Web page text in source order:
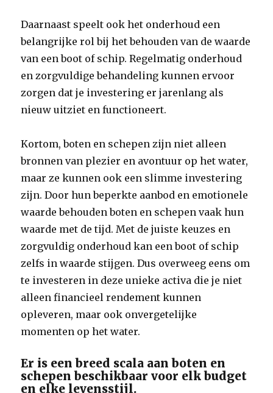
Daarnaast speelt ook het onderhoud een
belangrijke rol bij het behouden van de waarde
van een boot of schip. Regelmatig onderhoud
en zorgvuldige behandeling kunnen ervoor
zorgen dat je investering er jarenlang als
nieuw uitziet en functioneert.
Kortom, boten en schepen zijn niet alleen
bronnen van plezier en avontuur op het water,
maar ze kunnen ook een slimme investering
zijn. Door hun beperkte aanbod en emotionele
waarde behouden boten en schepen vaak hun
waarde met de tijd. Met de juiste keuzes en
zorgvuldig onderhoud kan een boot of schip
zelfs in waarde stijgen. Dus overweeg eens om
te investeren in deze unieke activa die je niet
alleen financieel rendement kunnen
opleveren, maar ook onvergetelijke
momenten op het water.
Er is een breed scala aan boten en
schepen beschikbaar voor elk budget
en elke levensstijl.